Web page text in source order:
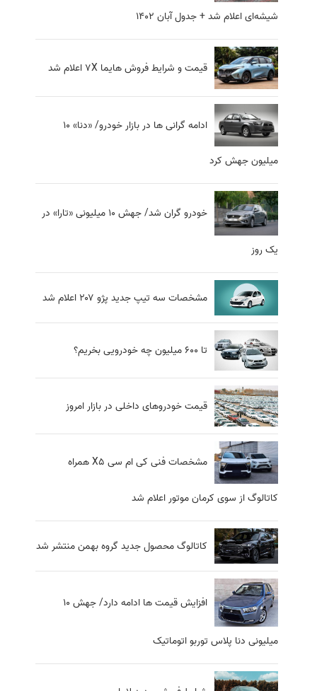
شیشه‌ای اعلام شد + جدول آبان 1402
قیمت و شرایط فروش هایما ۷X اعلام شد
ادامه گرانی ها در بازار خودرو/ «دنا» 10
میلیون جهش کرد
خودرو گران شد/ جهش 10 میلیونی «تارا» در
یک روز
مشخصات سه تیپ جدید پژو ۲۰۷ اعلام شد
تا ۶۰۰ میلیون چه خودرویی بخریم؟
قیمت خودروهای داخلی در بازار امروز
مشخصات فنی کی ام سی X5 همراه
کاتالوگ از سوی کرمان موتور اعلام شد
کاتالوگ محصول جدید گروه بهمن منتشر شد
افزایش قیمت ها ادامه دارد/ جهش 10
میلیونی دنا پلاس توربو اتوماتیک